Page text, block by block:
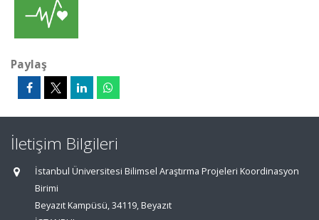
Paylaş
İletişim Bilgileri
İstanbul Üniversitesi Bilimsel Araştırma Projeleri Koordinasyon
Birimi
Beyazıt Kampüsü, 34119, Beyazıt